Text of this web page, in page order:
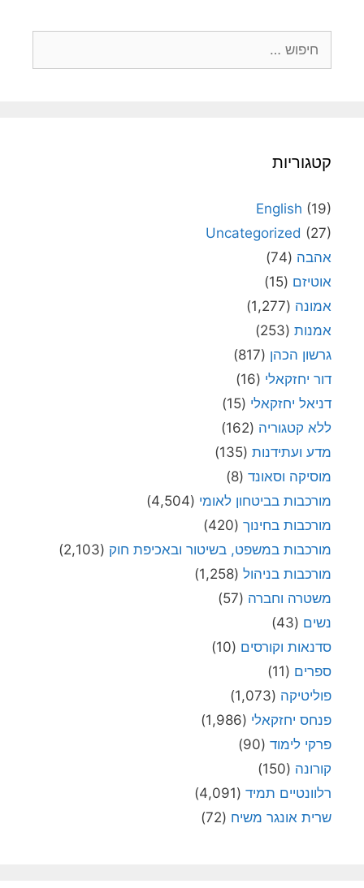
קטגוריות
English (19)
Uncategorized (27)
אהבה (74)
אוטיזם (15)
אמונה (1,277)
אמנות (253)
גרשון הכהן (817)
דור יחזקאלי (16)
דניאל יחזקאלי (15)
ללא קטגוריה (162)
מדע ועתידנות (135)
מוסיקה וסאונד (8)
מורכבות בביטחון לאומי (4,504)
מורכבות בחינוך (420)
מורכבות במשפט, בשיטור ובאכיפת חוק (2,103)
מורכבות בניהול (1,258)
משטרה וחברה (57)
נשים (43)
סדנאות וקורסים (10)
ספרים (11)
פוליטיקה (1,073)
פנחס יחזקאלי (1,986)
פרקי לימוד (90)
קורונה (150)
רלוונטיים תמיד (4,091)
שרית אונגר משיח (72)